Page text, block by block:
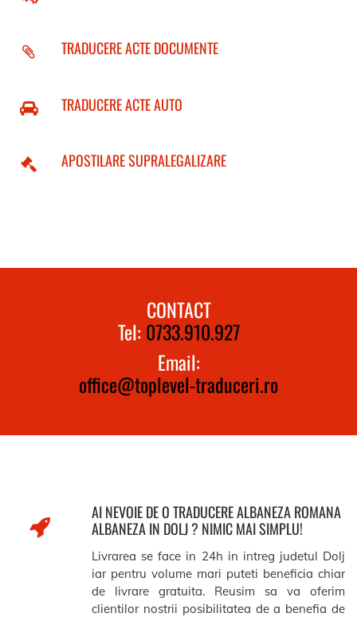
TRADUCERE ACTE DOCUMENTE
TRADUCERE ACTE AUTO
APOSTILARE SUPRALEGALIZARE
CONTACT
Tel: 0733.910.927
Email:
office@toplevel-traduceri.ro
AI NEVOIE DE O TRADUCERE ALBANEZA ROMANA
ALBANEZA IN DOLJ ? NIMIC MAI SIMPLU!
Livrarea se face in 24h in intreg judetul Dolj
iar pentru volume mari puteti beneficia chiar
de livrare gratuita. Reusim sa va oferim
clientilor nostrii posibilitatea de a benefia de